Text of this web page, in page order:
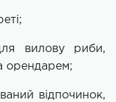
вилову риби,
орендарем;
відпочинок,